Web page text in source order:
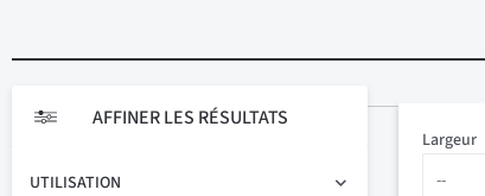
Largeur
AFFINER LES RÉSULTATS
UTILISATION